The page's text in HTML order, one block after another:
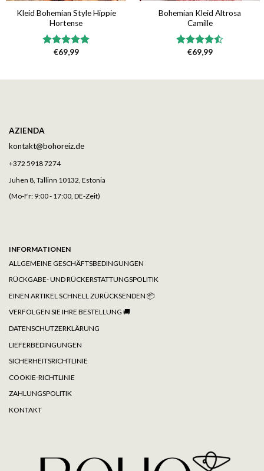
Kleid Bohemian Style Hippie
Hortense
Bewertet
€69,99
Bohemian Kleid Altrosa
Camille
Bewertet
€69,99
AZIENDA
kontakt@bohoreiz.de
+372 5918 7274
Juhen 8, Tallinn 10132, Estonia
(Mo-Fr: 9:00 - 17:00, DE-Zeit)
INFORMATIONEN
ALLGEMEINE GESCHÄFTSBEDINGUNGEN
RÜCKGABE- UND RÜCKERSTATTUNGSPOLITIK
EINEN ARTIKEL SCHNELL ZURÜCKSENDEN 📦
VERFOLGEN SIE IHRE BESTELLUNG 🚚
DATENSCHUTZERKLÄRUNG
LIEFERBEDINGUNGEN
SICHERHEITSRICHTLINIE
COOKIE-RICHTLINIE
ZAHLUNGSPOLITIK
KONTAKT